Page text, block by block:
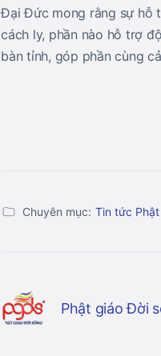
Đại Đức mong rằng sự hỗ
cách ly, phần nào hỗ trợ
bàn tỉnh, góp phần cùng
Chuyên mục: Tin tức
Phật giáo Đời